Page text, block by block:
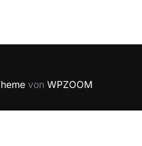
von WPZOOM